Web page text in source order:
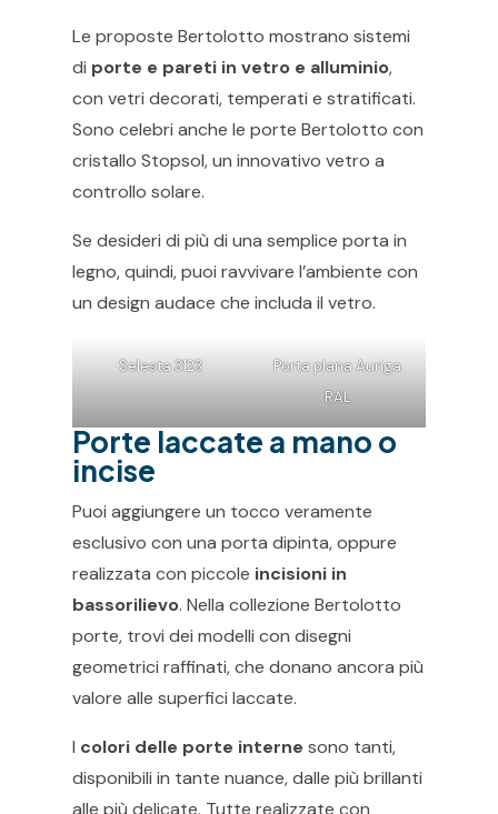
Le proposte Bertolotto mostrano sistemi
di porte e pareti in vetro e alluminio,
con vetri decorati, temperati e stratificati.
Sono celebri anche le porte Bertolotto con
cristallo Stopsol, un innovativo vetro a
controllo solare.
Se desideri di più di una semplice porta in
legno, quindi, puoi ravvivare l’ambiente con
un design audace che includa il vetro.
Selesta 3123
Porta plana Auriga
RAL
Porte laccate a mano o
incise
Puoi aggiungere un tocco veramente
esclusivo con una porta dipinta, oppure
realizzata con piccole incisioni in
bassorilievo. Nella collezione Bertolotto
porte, trovi dei modelli con disegni
geometrici raffinati, che donano ancora più
valore alle superfici laccate.
I colori delle porte interne sono tanti,
disponibili in tante nuance, dalle più brillanti
alle più delicate. Tutte realizzate con